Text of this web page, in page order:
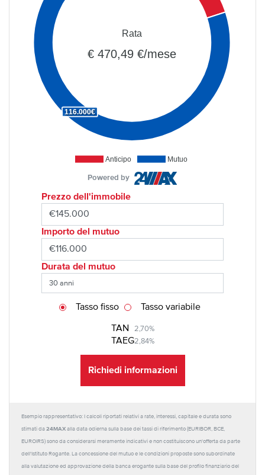
Anticipo Mutuo
116.000€
Rata
€ 470,49 €/mese
Powered by
Prezzo dell'immobile
Importo del mutuo
Durata del mutuo
TAN 2,70%
TAEG2,84%
Tasso fisso Tasso variabile
Richiedi informazioni
Esempio rappresentativo: I calcoli riportati relativi a rate, interessi, capitale e durata sono
stimati da 24MAX alla data odierna sulla base dei tassi di riferimento (EURIBOR, BCE,
EUROIRS) sono da considerarsi meramente indicativi e non costituiscono un'offerta da parte
dell'Istituto Rogante. La concessione del mutuo e le condizioni proposte sono subordinate
alla valutazione ed approvazione della banca erogante sulla base del profilo finanziario del